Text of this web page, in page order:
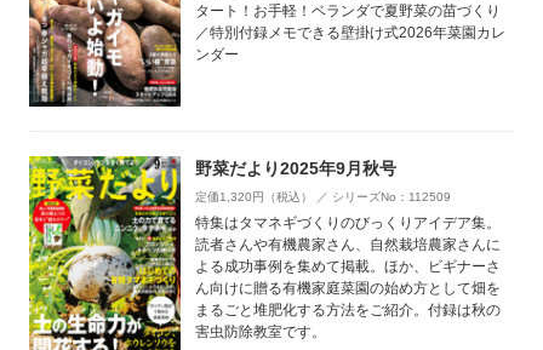
タート！お手軽！ベランダで夏野菜の苗づくり
／特別付録メモできる壁掛け式2026年菜園カレ
ンダー
野菜だより2025年9月秋号
定価1,320円（税込） ／ シリーズNo：112509
特集はタマネギづくりのびっくりアイデア集。
読者さんや有機農家さん、自然栽培農家さんに
よる成功事例を集めて掲載。ほか、ビギナーさ
ん向けに贈る有機家庭菜園の始め方として畑を
まるごと堆肥化する方法をご紹介。付録は秋の
害虫防除教室です。